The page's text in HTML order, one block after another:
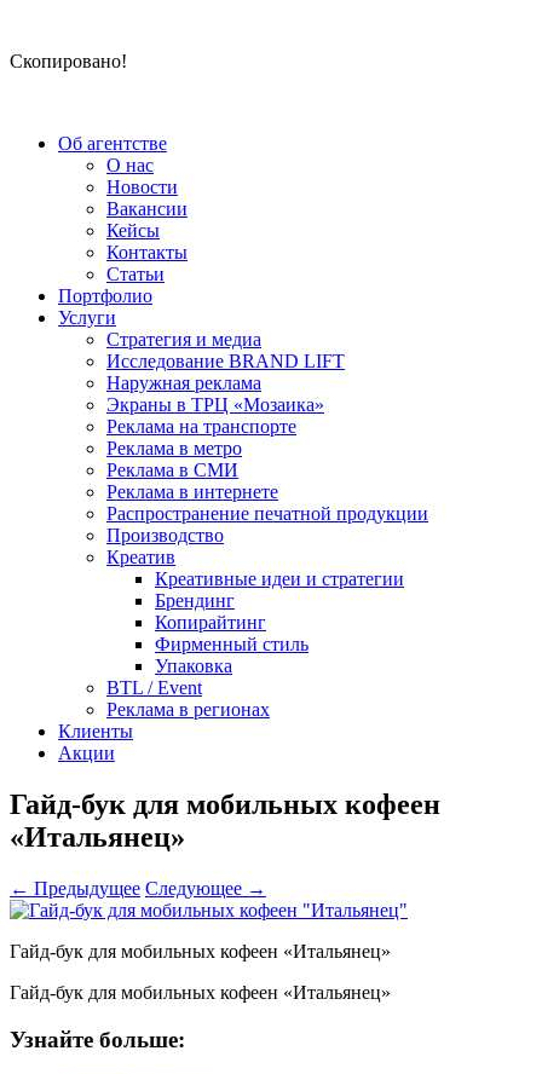
Скопировано!
Об агентстве
О нас
Новости
Вакансии
Кейсы
Контакты
Статьи
Портфолио
Услуги
Стратегия и медиа
Исследование BRAND LIFT
Наружная реклама
Экраны в ТРЦ «Мозаика»
Реклама на транспорте
Реклама в метро
Реклама в СМИ
Реклама в интернете
Распространение печатной продукции
Производство
Креатив
Креативные идеи и стратегии
Брендинг
Копирайтинг
Фирменный стиль
Упаковка
BTL / Event
Реклама в регионах
Клиенты
Акции
Гайд-бук для мобильных кофеен
«Итальянец»
← Предыдущее Следующее →
Гайд-бук для мобильных кофеен «Итальянец»
Гайд-бук для мобильных кофеен «Итальянец»
Узнайте больше: